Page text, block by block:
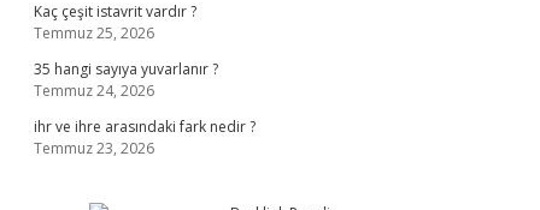
Kaç çeşit istavrit vardır ?
Temmuz 25, 2026
35 hangi sayıya yuvarlanır ?
Temmuz 24, 2026
ihr ve ihre arasındaki fark nedir ?
Temmuz 23, 2026